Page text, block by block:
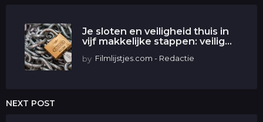
Je sloten en veiligheid thuis in
vijf makkelijke stappen: veilig...
by Filmlijstjes.com - Redactie
NEXT POST